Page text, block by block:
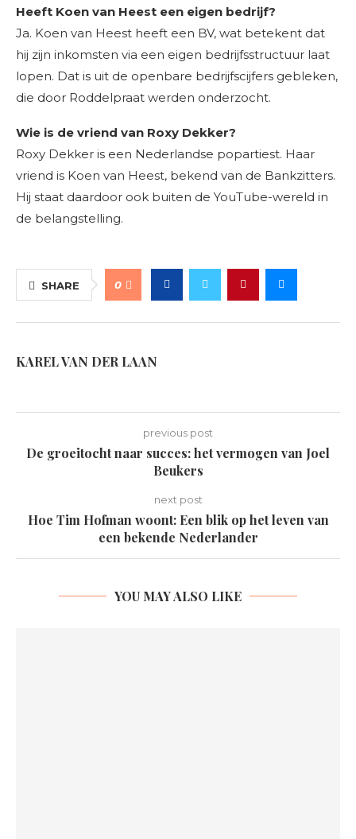
Heeft Koen van Heest een eigen bedrijf?
Ja. Koen van Heest heeft een BV, wat betekent dat
hij zijn inkomsten via een eigen bedrijfsstructuur laat
lopen. Dat is uit de openbare bedrijfscijfers gebleken,
die door Roddelpraat werden onderzocht.
Wie is de vriend van Roxy Dekker?
Roxy Dekker is een Nederlandse popartiest. Haar
vriend is Koen van Heest, bekend van de Bankzitters.
Hij staat daardoor ook buiten de YouTube-wereld in
de belangstelling.
SHARE 0
KAREL VAN DER LAAN
previous post
De groeitocht naar succes: het vermogen van Joel
Beukers
next post
Hoe Tim Hofman woont: Een blik op het leven van
een bekende Nederlander
YOU MAY ALSO LIKE